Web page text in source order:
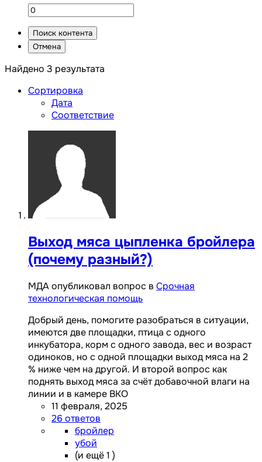
Поиск контента
Отмена
Найдено 3 результата
Сортировка
Дата
Соответствие
Выход мяса цыпленка бройлера
(почему разный?)
МДА опубликовал вопрос в Срочная
технологическая помощь
Добрый день, помогите разобраться в ситуации,
имеются две площадки, птица с одного
инкубатора, корм с одного завода, вес и возраст
одиноков, но с одной площадки выход мяса на 2
% ниже чем на другой. И второй вопрос как
поднять выход мяса за счёт добавочной влаги на
линии и в камере ВКО
11 февраля, 2025
26 ответов
бройлер
убой
(и ещё 1 )